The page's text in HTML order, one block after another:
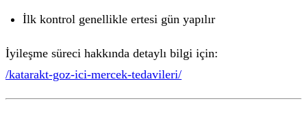
İlk kontrol genellikle ertesi gün yapılır
İyileşme süreci hakkında detaylı bilgi için:
/katarakt-goz-ici-mercek-tedavileri/